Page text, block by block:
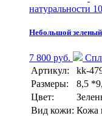
натуральности
Небольшой
7 800 руб.
Артикул:
kk-
Размеры:
8,5
Цвет:
Вид кожи: Кожа